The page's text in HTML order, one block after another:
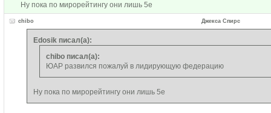
Ну пока по мирорейтингу они лишь 5е
chibo Джекса Спирс
Edosik писал(а):
chibo писал(а):
ЮАР развился пожалуй в лидирующую федерацию
Ну пока по мирорейтингу они лишь 5е